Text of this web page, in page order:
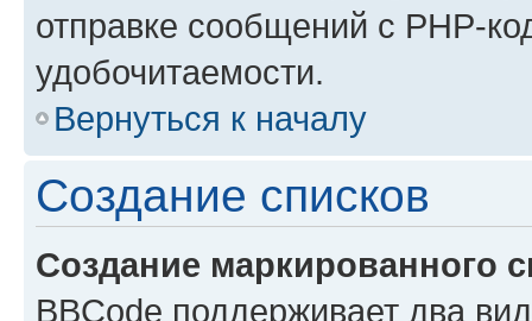
отправке сообщений с PHP-
удобочитаемости.
Вернуться к началу
Создание списков
Создание маркированного
BBCode поддерживает два